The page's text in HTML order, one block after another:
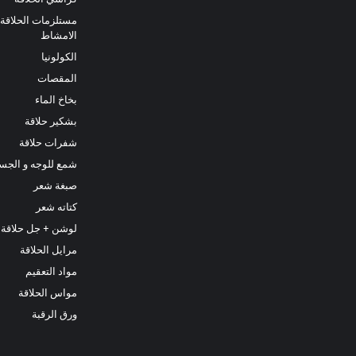
مستلزمات الحلاقة
الامشاط
الكولونيا
المقصات
بخاخ الماء
بشكير حلاقة
شفرات حلاقة
شمع للوجه و
صبغة شعر
كتاته شعر
لوشن + جل حلاقة
مرايل الحلاقة
مواد التعقيم
مواس الحلاقة
ورق الرقبة